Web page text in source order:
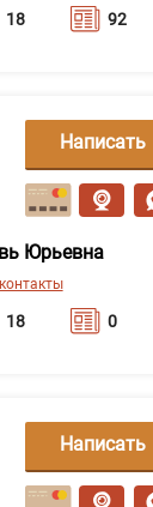
18 92
Юрьевна
18 0
Написать
сообщение
Написать
сообщение